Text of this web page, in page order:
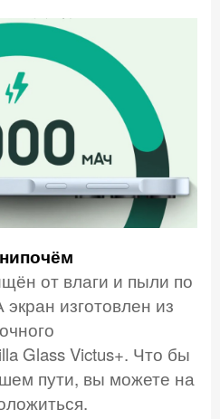
от влаги и пыли по
изготовлен из
Glass Victus+. Что бы
пути, вы можете на